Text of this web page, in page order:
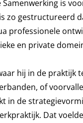
is
zo gestructureerd
professionele
en private
hij in de praktijk
of
in de
Dat